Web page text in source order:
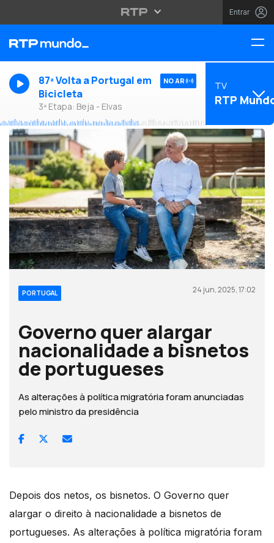
Entrar
87ª Volta a Portugal em
Bicicleta
3ª Etapa: Beja - Elvas
NO AR TV
RTP
PORTUGAL 24 jun, 2025, 17:02
Governo quer alargar
nacionalidade a bisnetos
de portugueses
As alterações à política migratória foram anunciadas
pelo ministro da presidência
Depois dos netos, os bisnetos. O Governo quer
alargar o direito à nacionalidade a bisnetos de
portugueses. As alterações à política migratória foram